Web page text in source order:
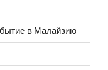
в Малайзию